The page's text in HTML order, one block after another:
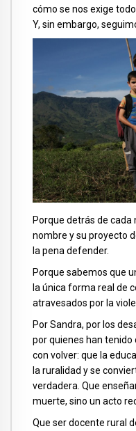
cómo se nos exige
Y, sin embargo,
Porque detrás de cada
nombre y su proyecto
la pena defender.
Porque sabemos que
la única forma real de
atravesados por la
Por Sandra, por los
por quienes han tenido
con volver: que la
la ruralidad y se
verdadera. Que
muerte, sino un acto
Que ser docente rural